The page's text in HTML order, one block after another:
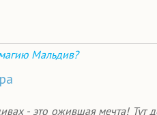
Мальдив?
- это ожившая мечта! Тут